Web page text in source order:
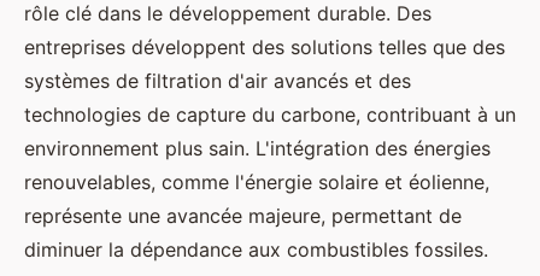
rôle clé dans le développement durable. Des
entreprises développent des solutions telles que des
systèmes de filtration d'air avancés et des
technologies de capture du carbone, contribuant à un
environnement plus sain. L'intégration des énergies
renouvelables, comme l'énergie solaire et éolienne,
représente une avancée majeure, permettant de
diminuer la dépendance aux combustibles fossiles.